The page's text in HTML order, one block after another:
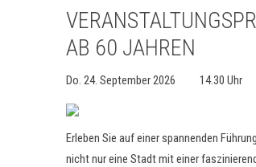
AB 60 JAHREN
Do. 24. September 2026 14.30 Uhr
Erleben Sie auf einer spannenden
nicht nur eine Stadt mit einer